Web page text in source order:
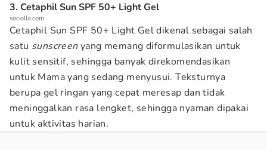
3. Cetaphil Sun SPF 50+ Light Gel
sociolla.com
Cetaphil Sun SPF 50+ Light Gel dikenal sebagai salah
satu sunscreenyang memang diformulasikan untuk
kulit sensitif, sehingga banyak direkomendasikan
untuk Mama yang sedang menyusui. Teksturnya
berupa gel ringan yang cepat meresap dan tidak
meninggalkan rasa lengket, sehingga nyaman dipakai
untuk aktivitas harian.